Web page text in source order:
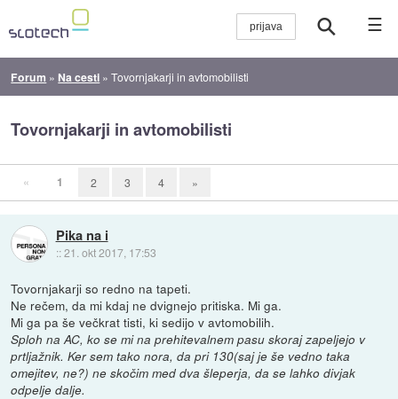
☰
Forum » Na cesti »Tovornjakarji in avtomobilisti
Tovornjakarji in avtomobilisti
« 1 2 3 4 »
Pika na i
::21. okt 2017, 17:53
Tovornjakarji so redno na tapeti.
Ne rečem, da mi kdaj ne dvignejo pritiska. Mi ga.
Mi ga pa še večkrat tisti, ki sedijo v avtomobilih.
Sploh na AC, ko se mi na prehitevalnem pasu skoraj zapeljejo v
prtljažnik. Ker sem tako nora, da pri 130(saj je še vedno taka
omejitev, ne?) ne skočim med dva šleperja, da se lahko divjak
odpelje dalje.